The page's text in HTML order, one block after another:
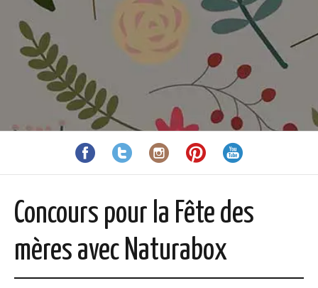
Concours pour la Fête des
mères avec Naturabox